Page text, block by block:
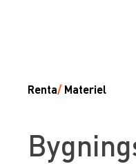
Renta/ Materiel